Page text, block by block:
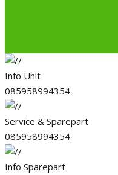
Info Unit
085958994354
Service & Sparepart
085958994354
Info Sparepart